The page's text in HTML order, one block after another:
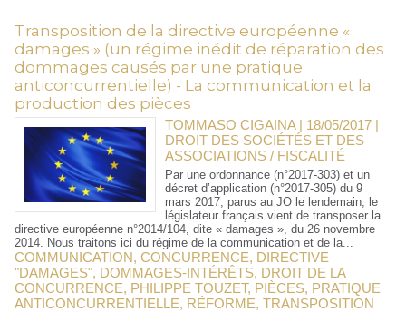
Transposition de la directive européenne «
damages » (un régime inédit de réparation des
dommages causés par une pratique
anticoncurrentielle) - La communication et la
production des pièces
TOMMASO CIGAINA | 18/05/2017 |
DROIT DES SOCIÉTÉS ET DES
ASSOCIATIONS / FISCALITÉ
Par une ordonnance (n°2017-303) et un
décret d’application (n°2017-305) du 9
mars 2017, parus au JO le lendemain, le
législateur français vient de transposer la
directive européenne n°2014/104, dite « damages », du 26 novembre
2014. Nous traitons ici du régime de la communication et de la...
COMMUNICATION, CONCURRENCE, DIRECTIVE
"DAMAGES", DOMMAGES-INTÉRÊTS, DROIT DE LA
CONCURRENCE, PHILIPPE TOUZET, PIÈCES, PRATIQUE
ANTICONCURRENTIELLE, RÉFORME, TRANSPOSITION